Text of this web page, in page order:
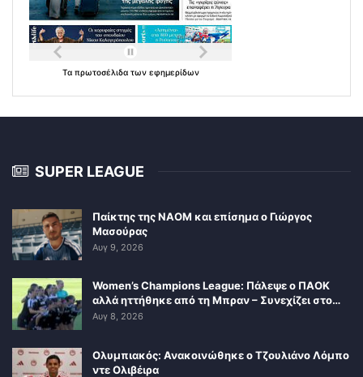
Τα πρωτοσέλιδα των εφημερίδων
SUPER LEAGUE
Παίκτης της ΝΑΟΜ και επίσημα ο Γιώργος
Μασούρας
Αυγ 9, 2026
Women’s Champions League: Πάλεψε ο ΠΑΟΚ
αλλά ηττήθηκε από τη Μπραν – Συνεχίζει στο…
Αυγ 8, 2026
Ολυμπιακός: Ανακοινώθηκε ο Τζουλιάνο Λόμπο
ντε Ολιβέιρα